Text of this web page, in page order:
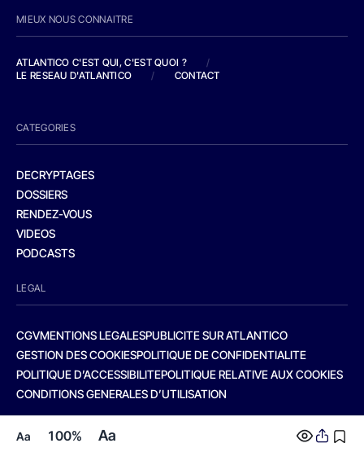
Aa 100% Aa
MIEUX NOUS CONNAITRE
ATLANTICO C'EST QUI, C'EST QUOI ?
/
LE RESEAU D'ATLANTICO
/ CONTACT
CATEGORIES
DECRYPTAGES
DOSSIERS
RENDEZ-VOUS
VIDEOS
PODCASTS
LEGAL
CGVMENTIONS LEGALESPUBLICITE SUR ATLANTICO
GESTION DES COOKIESPOLITIQUE DE CONFIDENTIALITE
POLITIQUE D’ACCESSIBILITEPOLITIQUE RELATIVE AUX COOKIES
CONDITIONS GENERALES D’UTILISATION